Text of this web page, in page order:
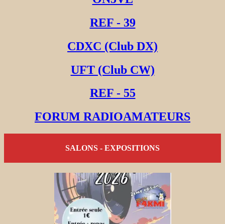
REF - 39
CDXC (Club DX)
UFT (Club CW)
REF - 55
FORUM RADIOAMATEURS
SALONS - EXPOSITIONS